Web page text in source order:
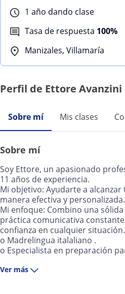
1 año dando clase
Tasa de respuesta 100%
Manizales, Villamaría
Perfil de Ettore Avanzini
Sobre mí Mis clases
Sobre mí
Soy Ettore, un apasionado
11 años de experiencia.
Mi objetivo: Ayudarte a
manera efectiva y personalizada.
Mi enfoque: Combino una
práctica comunicativa
confianza en cualquier situación.
o Madrelingua italaliano .
o Especialista en preparación
Ver más